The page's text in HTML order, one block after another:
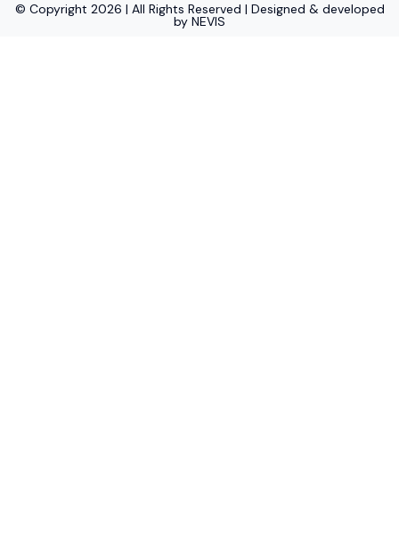
© Copyright 2026 | All Rights Reserved | Designed & developed
by NEVIS